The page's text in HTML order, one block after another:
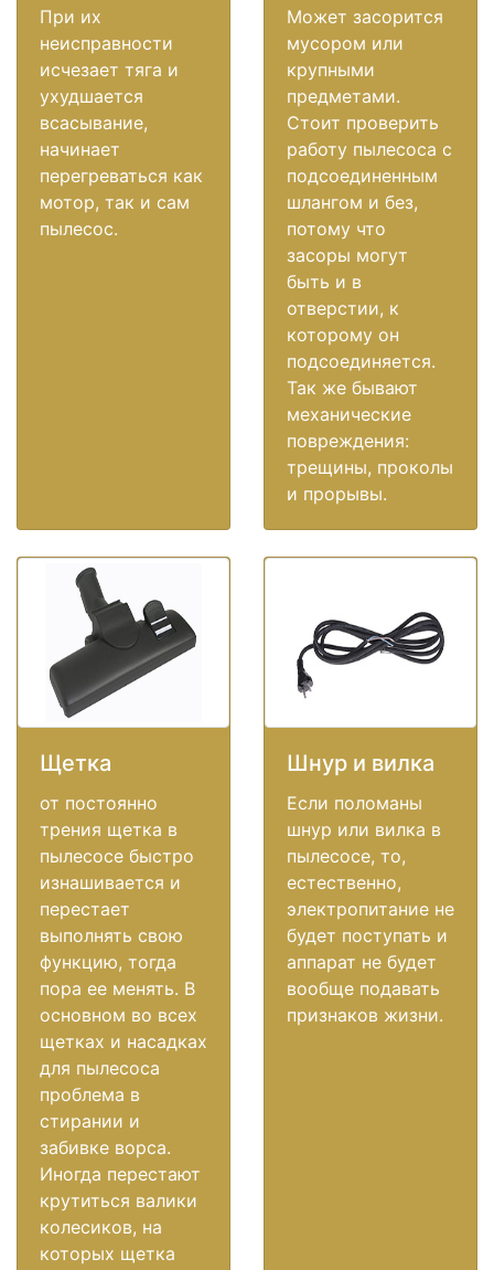
При их
неисправности
исчезает тяга и
ухудшается
всасывание,
начинает
перегреваться как
мотор, так и сам
пылесос.
Может засорится
мусором или
крупными
предметами.
Стоит проверить
работу пылесоса с
подсоединенным
шлангом и без,
потому что
засоры могут
быть и в
отверстии, к
которому он
подсоединяется.
Так же бывают
механические
повреждения:
трещины, проколы
и прорывы.
Щетка
от постоянно
трения щетка в
пылесосе быстро
изнашивается и
перестает
выполнять свою
функцию, тогда
пора ее менять. В
основном во всех
щетках и насадках
для пылесоса
проблема в
стирании и
забивке ворса.
Иногда перестают
крутиться валики
колесиков, на
которых щетка
Шнур и вилка
Если поломаны
шнур или вилка в
пылесосе, то,
естественно,
электропитание не
будет поступать и
аппарат не будет
вообще подавать
признаков жизни.